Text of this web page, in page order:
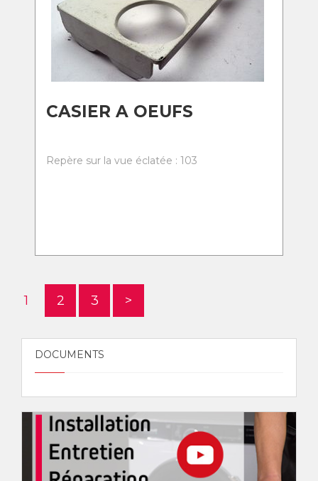
CASIER A OEUFS
Repère sur la vue éclatée : 103
1 2 3 >
DOCUMENTS